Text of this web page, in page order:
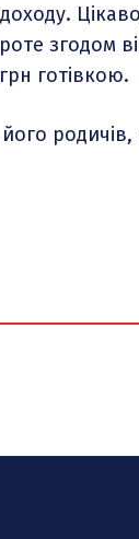
згодом
готівкою.